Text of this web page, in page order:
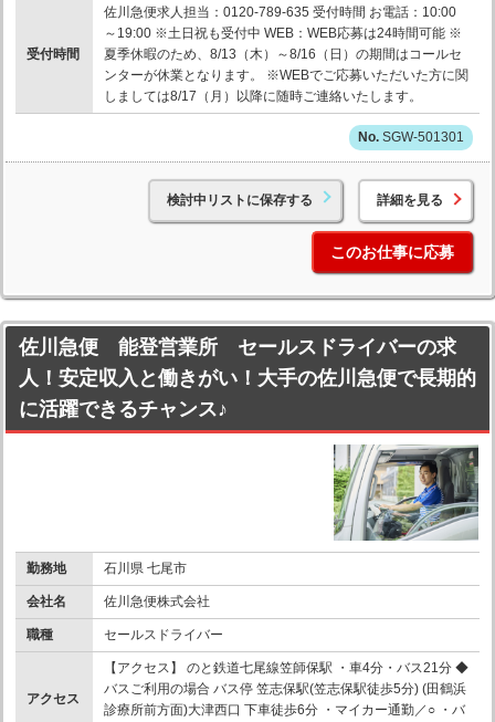
受付時間
佐川急便求人担当：0120-789-635 受付時間 お電話：10:00
～19:00 ※土日祝も受付中 WEB：WEB応募は24時間可能 ※
夏季休暇のため、8/13（木）～8/16（日）の期間はコールセ
ンターが休業となります。 ※WEBでご応募いただいた方に関
しましては8/17（月）以降に随時ご連絡いたします。
SGW-501301
検討中リストに保存する 詳細を見る
このお仕事に応募
佐川急便 能登営業所 セールスドライバーの求
人！安定収入と働きがい！大手の佐川急便で長期的
に活躍できるチャンス♪
勤務地 石川県 七尾市
会社名 佐川急便株式会社
職種 セールスドライバー
アクセス
【アクセス】 のと鉄道七尾線笠師保駅 ・車4分・バス21分 ◆
バスご利用の場合 バス停 笠志保駅(笠志保駅徒歩5分) (田鶴浜
診療所前方面)大津西口 下車徒歩6分 ・マイカー通勤／○ ・バ